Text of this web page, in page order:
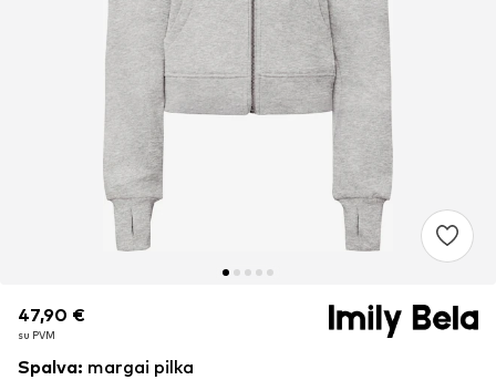
47,90 €
su PVM
47,90 €
su PVM
Spalva: margai pilka